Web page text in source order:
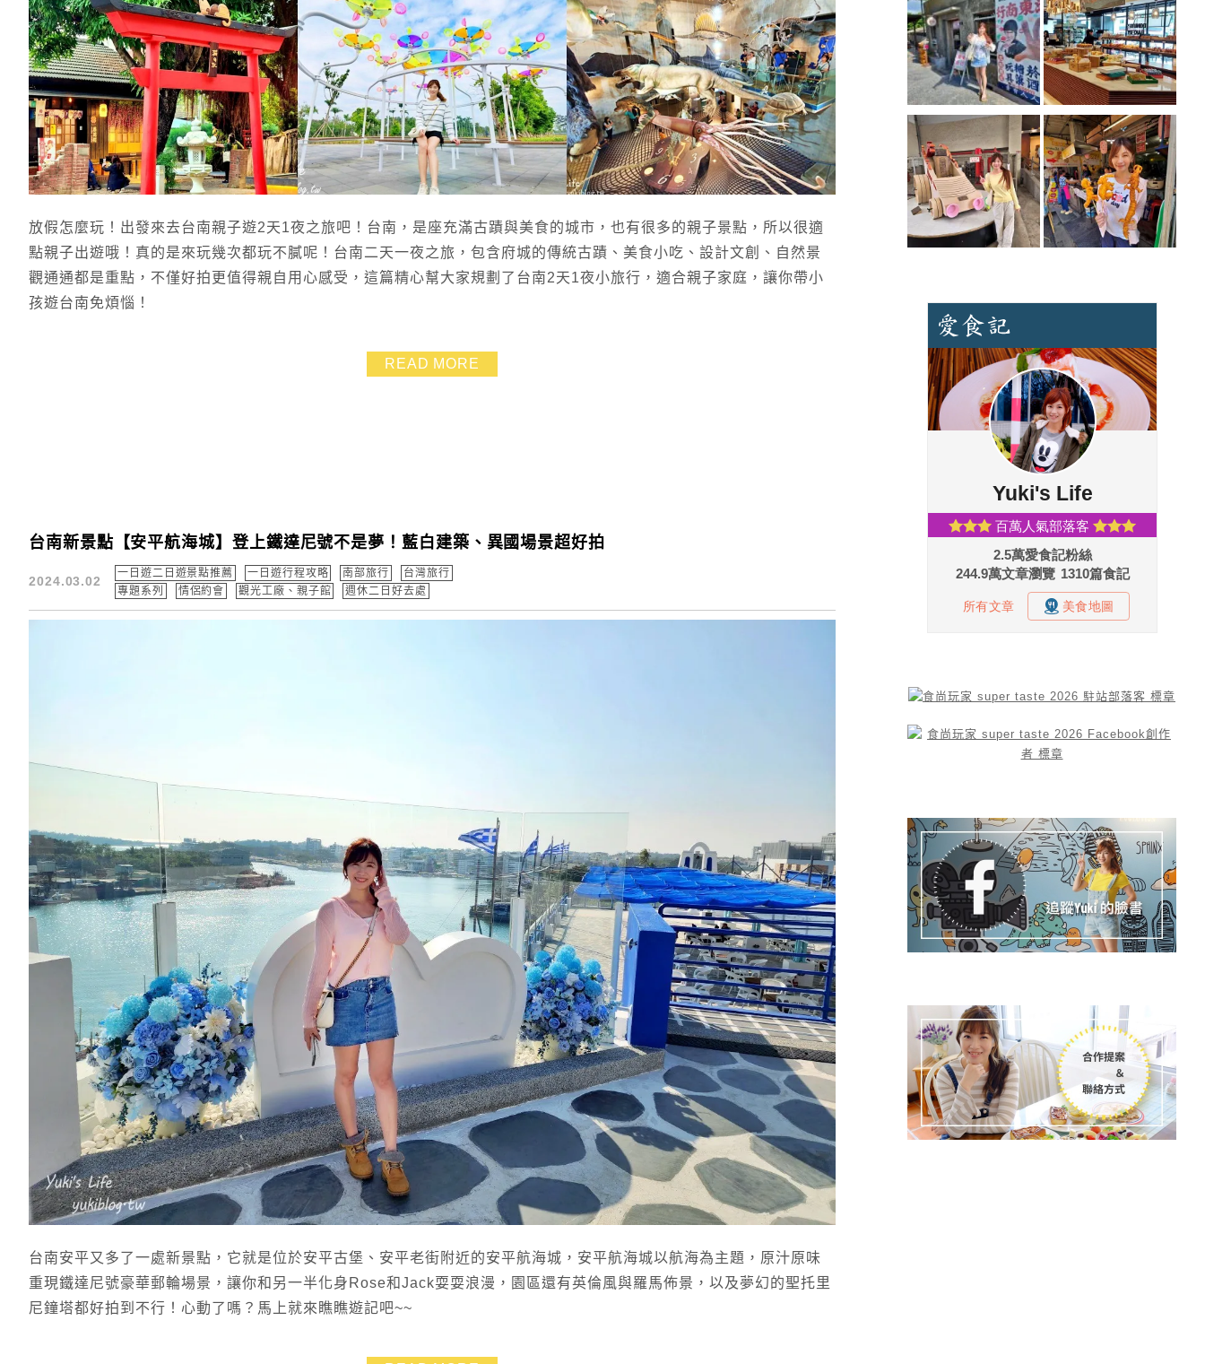
放假怎麼玩！出發來去台南親子遊2天1夜之旅吧！台南，是座充滿古蹟與美食的城市，也有很多的親子景點，所以很適
點親子出遊哦！真的是來玩幾次都玩不膩呢！台南二天一夜之旅，包含府城的傳統古蹟、美食小吃、設計文創、自然景
觀通通都是重點，不僅好拍更值得親自用心感受，這篇精心幫大家規劃了台南2天1夜小旅行，適合親子家庭，讓你帶小
孩遊台南免煩惱！
READ MORE
台南新景點【安平航海城】登上鐵達尼號不是夢！藍白建築、異國場景超好拍
2024.03.02
一日遊二日遊景點推薦 一日遊行程攻略 南部旅行
台灣旅行
專題系列
情侶約會 觀光工廠、親子館 週休二日好去處
台南安平又多了一處新景點，它就是位於安平古堡、安平老街附近的安平航海城，安平航海城以航海為主題，原汁原味
重現鐵達尼號豪華郵輪場景，讓你和另一半化身Rose和Jack耍耍浪漫，園區還有英倫風與羅馬佈景，以及夢幻的聖托里
尼鐘塔都好拍到不行！心動了嗎？馬上就來瞧瞧遊記吧~~